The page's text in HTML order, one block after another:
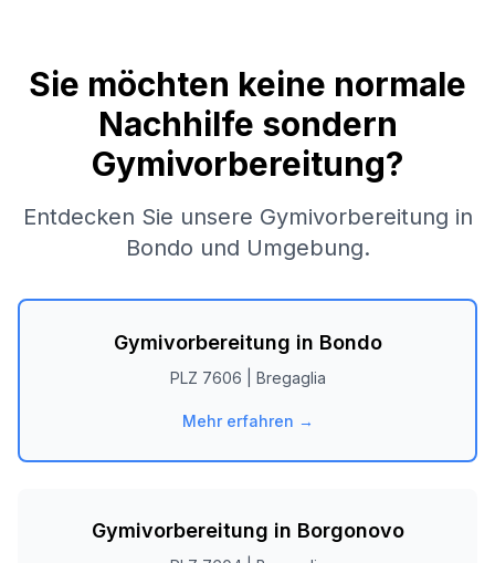
Sie möchten keine normale
Nachhilfe sondern
Gymivorbereitung?
Entdecken Sie unsere Gymivorbereitung in
Bondo und Umgebung.
Gymivorbereitung in Bondo
PLZ 7606 Bregaglia
Mehr erfahren →
Gymivorbereitung in Borgonovo